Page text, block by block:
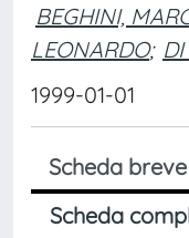
BEGHINI,
LEONARDO;
1999-01-01
Scheda breve
Scheda